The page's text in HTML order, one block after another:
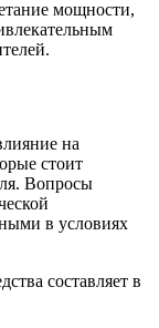
мощности,
на
стоит
Вопросы
в условиях
составляет в